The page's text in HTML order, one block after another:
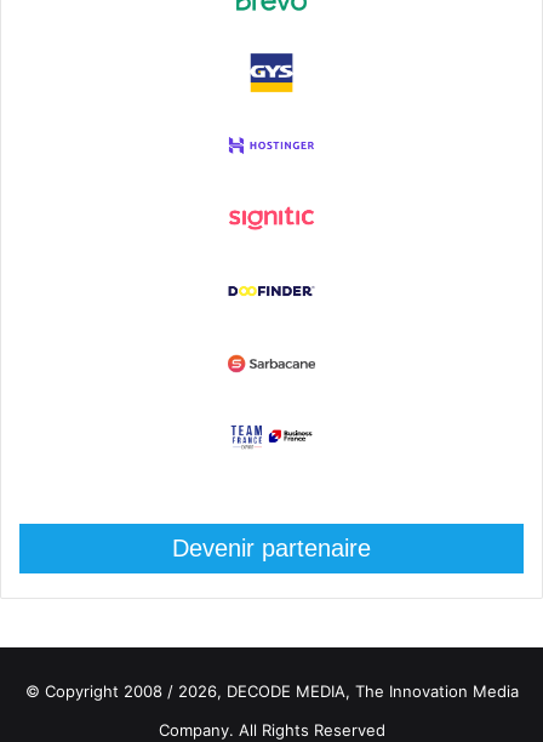
Devenir partenaire
© Copyright 2008 / 2026, DECODE MEDIA, The Innovation Media
Company. All Rights Reserved